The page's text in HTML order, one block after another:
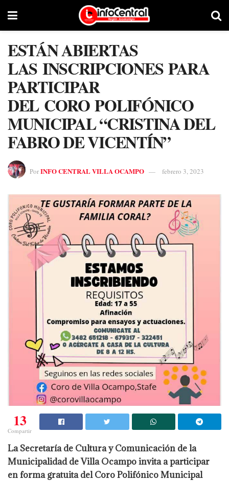
ESTÁN ABIERTAS
LAS INSCRIPCIONES PARA
PARTICIPAR
DEL CORO POLIFÓNICO
MUNICIPAL “CRISTINA DEL
FABRO DE VICENTÍN”
PorINFO CENTRAL VILLA OCAMPO febrero 3, 2023
13
Compartir
La Secretaría de Cultura y Comunicación de la
Municipalidad de Villa Ocampo invita a participar
en forma gratuita del Coro Polifónico Municipal